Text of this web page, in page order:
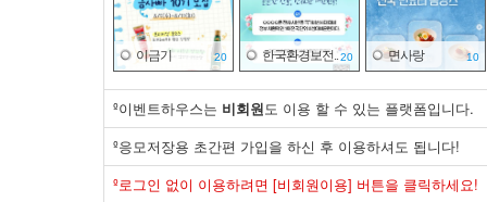
이금기 20 한국환경보전..20 면사랑 10
바이유어 30 국민체력100 500 대한상공회의..20
º이벤트하우스는 비회원도 이용 할 수 있는 플랫폼입니다.
º응모저장용 초간편 가입을 하신 후 이용하셔도 됩니다!
º로그인 없이 이용하려면 [비회원이용] 버튼을 클릭하세요!